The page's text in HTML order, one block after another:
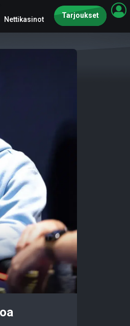
Nettikasinot Tarjoukset